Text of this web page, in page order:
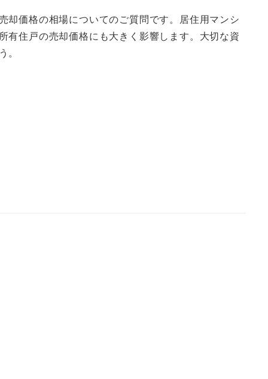
却価格の相場についてのご質問です。居住用マンシ
有住戸の売却価格にも大きく影響します。大切な資
。